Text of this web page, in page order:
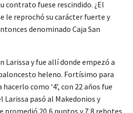
contrato fuese rescindido. ¿El
le reprochó su carácter fuerte y
denominado Caja San
Larissa y fue allí donde empezó a
heleno. Fortísimo para
hacerlo como ‘4’, con 22 años fue
Larissa pasó al Makedonios y